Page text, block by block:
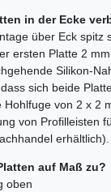
in der Ecke
über Eck spitz
ersten Platte 2
Silikon-
sich beide
von 2 x 2
von Profilleisten
erhältlich).
auf Maß zu?
oben